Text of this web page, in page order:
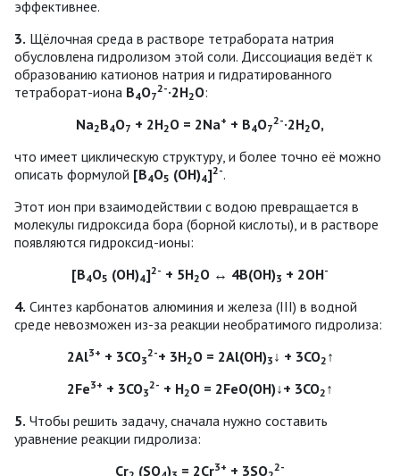
эффективнее.
3. Щёлочная среда в растворе тетрабората натрия
обусловлена гидролизом этой соли. Диссоциация ведёт к
образованию катионов натрия и гидратированного
тетраборат-иона В4О7
2-·2Н2О:
Na2B4О7 + 2Н2О = 2Na+ + B4O7
2-·2Н2О,
что имеет циклическую структуру, и более точно её можно
описать формулой [В4О5 (ОН)4]2-.
Этот ион при взаимодействии с водою превращается в
молекулы гидроксида бора (борной кислоты), и в растворе
появляются гидроксид-ионы:
[В4О5 (ОН)4]2- + 5Н2О ↔ 4B(ОН)3 + 2ОН-
4. Синтез карбонатов алюминия и железа (ІІІ) в водной
среде невозможен из-за реакции необратимого гидролиза:
2Аl3+ + 3СО3
2-+ 3Н2О = 2Аl(ОН)3 ↓ + 3СО2 ↑
2Fe3+ + 3СО3
2- + Н2О = 2FeO(OH)↓+ 3СО2 ↑
5. Чтобы решить задачу, сначала нужно составить
уравнение реакции гидролиза:
Cr (SО ) = 2Cr3+ + 3SО 2-